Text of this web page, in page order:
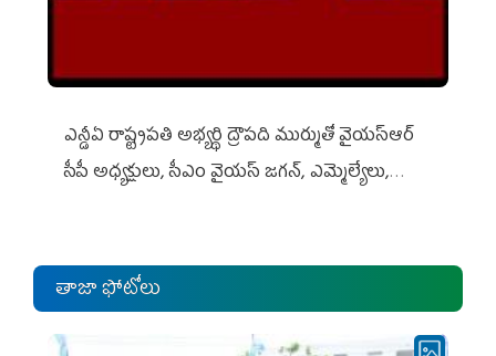
ఎన్డీఏ రాష్ట్ర‌ప‌తి అభ్య‌ర్థి ద్రౌప‌ది ముర్ముతో వైయ‌స్ఆర్
సీపీ అధ్య‌క్షులు, సీఎం వైయ‌స్ జ‌గ‌న్, ఎమ్మెల్యేలు,
తాజా ఫోటోలు